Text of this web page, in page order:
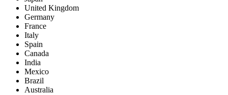
United Kingdom
Germany
France
Italy
Spain
Canada
India
Mexico
Brazil
Australia